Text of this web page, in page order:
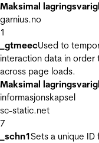
Maksimal
garnius.no
1
_gtmeecUsed to
interaction data in order
across page loads.
Maksimal
informasjonskapsel
sc-static.net
7
_schn1Sets a unique